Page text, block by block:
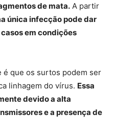
de mata. A partir
única infecção pode dar
em condições
que os surtos podem ser
linhagem do vírus. Essa
devido a alta
e a presença de